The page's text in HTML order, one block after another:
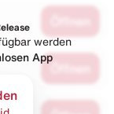
werden
App